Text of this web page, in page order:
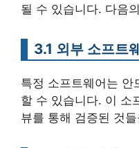
될 수 있습니다. 다음
3.1 외부 소프트
특정 소프트웨어는 안
할 수 있습니다. 이 소
뷰를 통해 검증된 것